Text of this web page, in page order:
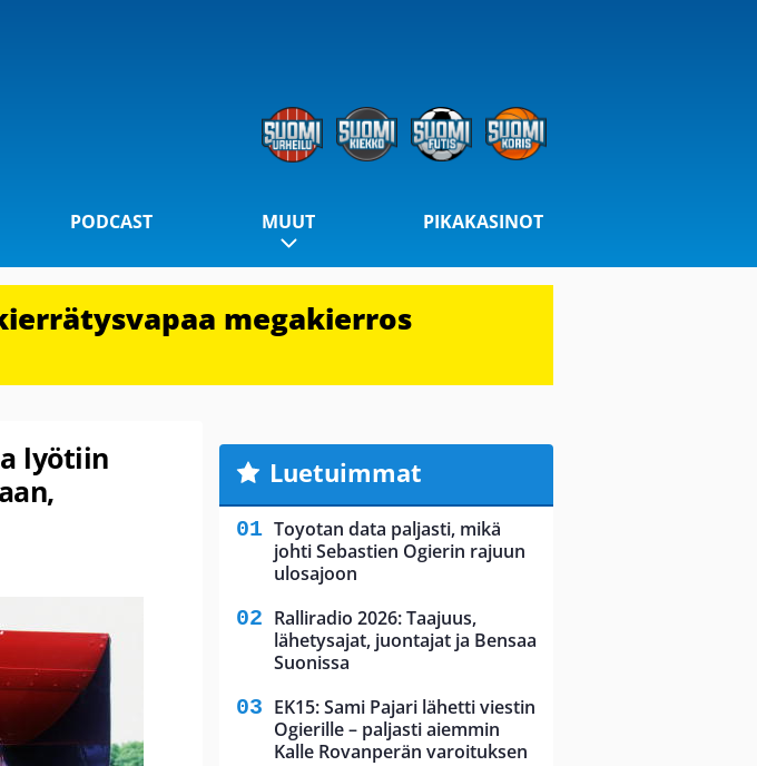
PODCAST MUUT PIKAKASINOT
megakierros
lyötiin
Luetuimmat
Toyotan data paljasti, mikä
johti Sebastien Ogierin rajuun
ulosajoon
Ralliradio 2026: Taajuus,
lähetysajat, juontajat ja Bensaa
Suonissa
EK15: Sami Pajari lähetti viestin
Ogierille – paljasti aiemmin
Kalle Rovanperän varoituksen